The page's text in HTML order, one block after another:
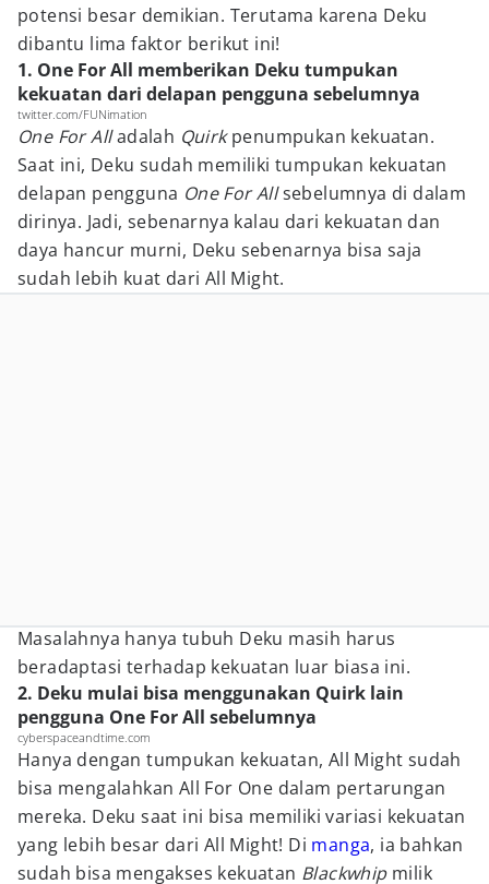
potensi besar demikian. Terutama karena Deku
dibantu lima faktor berikut ini!
1. One For All memberikan Deku tumpukan
kekuatan dari delapan pengguna sebelumnya
twitter.com/FUNimation
One For Alladalah Quirkpenumpukan kekuatan.
Saat ini, Deku sudah memiliki tumpukan kekuatan
delapan pengguna One For Allsebelumnya di dalam
dirinya. Jadi, sebenarnya kalau dari kekuatan dan
daya hancur murni, Deku sebenarnya bisa saja
sudah lebih kuat dari All Might.
Masalahnya hanya tubuh Deku masih harus
beradaptasi terhadap kekuatan luar biasa ini.
2. Deku mulai bisa menggunakan Quirk lain
pengguna One For All sebelumnya
cyberspaceandtime.com
Hanya dengan tumpukan kekuatan, All Might sudah
bisa mengalahkan All For One dalam pertarungan
mereka. Deku saat ini bisa memiliki variasi kekuatan
yang lebih besar dari All Might! Di manga, ia bahkan
sudah bisa mengakses kekuatan Blackwhipmilik